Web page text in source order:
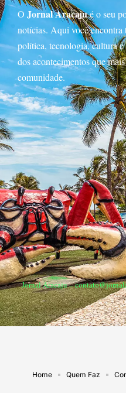
O Jornal Aracajué o seu
notícias. Aqui você encontra
política, tecnologia, cultura
dos acontecimentos que
comunidade.
Jornal Aracaju –
Home Quem Faz